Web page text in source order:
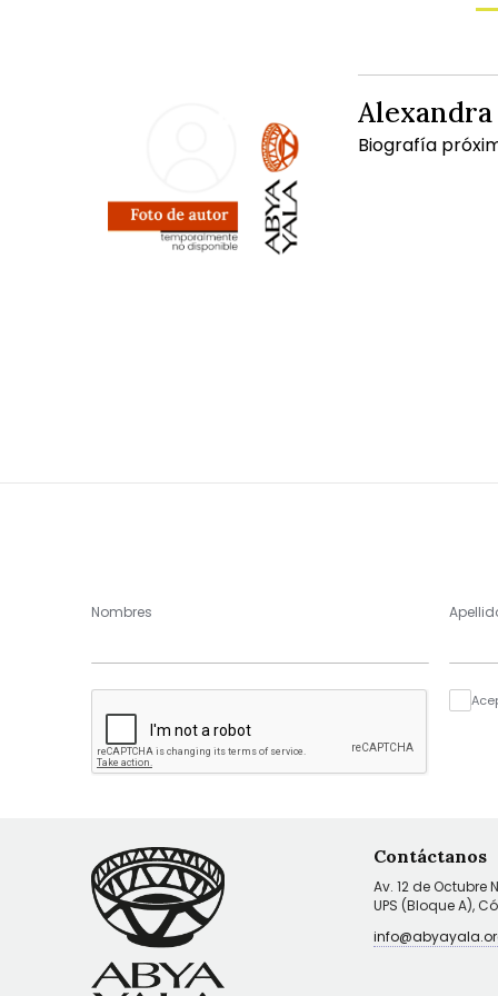
Alexandra
Biografía
Nombres
Contáctanos
Av. 12 de Octubre
UPS (Bloque A),